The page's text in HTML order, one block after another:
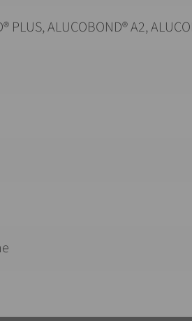
PLUS, ALUCOBOND® A2,